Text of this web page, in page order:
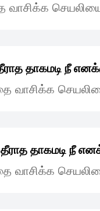
வாசிக்க
தாகமடி நீ
வாசிக்க
தாகமடி நீ
வாசிக்க